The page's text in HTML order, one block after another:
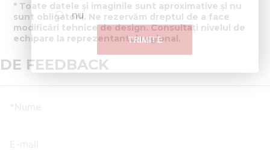
* Toate datele și imaginile sunt aproximative și nu
sunt obligatorii. Ne rezervăm dreptul de a face
modificări tehnice de design. Consultați nivelul de
echipare la reprezentantul regional.
DE FEEDBACK
nu